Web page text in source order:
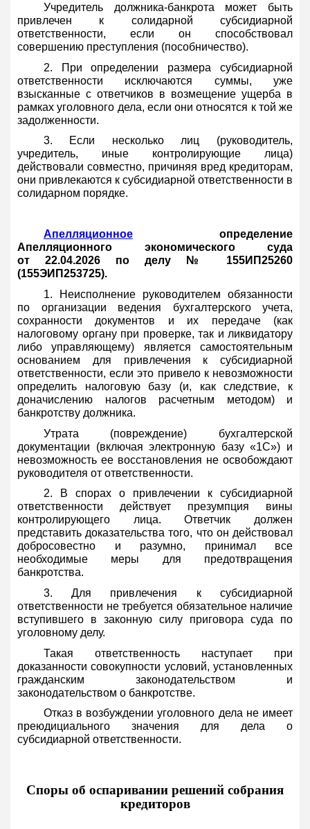
Учредитель должника-банкрота может быть
привлечен к солидарной субсидиарной
ответственности, если он способствовал
совершению преступления (пособничество).
2. При определении размера субсидиарной
ответственности исключаются суммы, уже
взысканные с ответчиков в возмещение ущерба в
рамках уголовного дела, если они относятся к той же
задолженности.
3. Если несколько лиц (руководитель,
учредитель, иные контролирующие лица)
действовали совместно, причиняя вред кредиторам,
они привлекаются к субсидиарной ответственности в
солидарном порядке.
Апелляционноеопределение
Апелляционного экономического суда
от 22.04.2026 по делу № 155ИП25260
(155ЭИП253725).
1. Неисполнение руководителем обязанности
по организации ведения бухгалтерского учета,
сохранности документов и их передаче (как
налоговому органу при проверке, так и ликвидатору
либо управляющему) является самостоятельным
основанием для привлечения к субсидиарной
ответственности, если это привело к невозможности
определить налоговую базу (и, как следствие, к
доначислению налогов расчетным методом) и
банкротству должника.
Утрата (повреждение) бухгалтерской
документации (включая электронную базу «1С») и
невозможность ее восстановления не освобождают
руководителя от ответственности.
2. В спорах о привлечении к субсидиарной
ответственности действует презумпция вины
контролирующего лица. Ответчик должен
представить доказательства того, что он действовал
добросовестно и разумно, принимал все
необходимые меры для предотвращения
банкротства.
3. Для привлечения к субсидиарной
ответственности не требуется обязательное наличие
вступившего в законную силу приговора суда по
уголовному делу.
Такая ответственность наступает при
доказанности совокупности условий, установленных
гражданским законодательством и
законодательством о банкротстве.
Отказ в возбуждении уголовного дела не имеет
преюдициального значения для дела о
субсидиарной ответственности.
Споры об оспаривании решений собрания
кредиторов